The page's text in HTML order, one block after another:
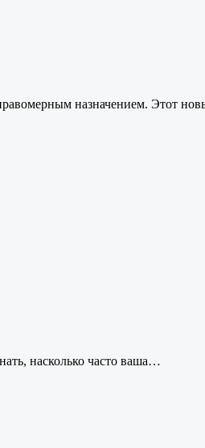
назначением. Этот
насколько часто ваша…